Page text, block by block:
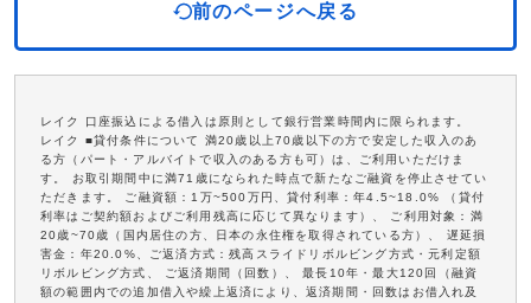
前のページへ戻る
レイク 口座振込による借入は原則として銀行営業時間内に限られます。
レイク ■貸付条件について 満20歳以上70歳以下の方で安定した収入のあ
る方（パート・アルバイトで収入のある方も可）は、ご利用いただけま
す。 お取引期間中に満71歳になられた時点で新たなご融資を停止させてい
ただきます。 ご融資額：1万~500万円、貸付利率：年4.5~18.0% （貸付
利率はご契約額およびご利用残高に応じて異なります）、 ご利用対象：満
20歳~70歳（国内居住の方、日本の永住権を取得されている方）、 遅延損
害金：年20.0%、ご返済方式：残高スライドリボルビング方式・元利定額
リボルビング方式、 ご返済期間（回数）、 最長10年・最大120回（融資
額の範囲内での追加借入や繰上返済により、返済期間・回数はお借入れ及